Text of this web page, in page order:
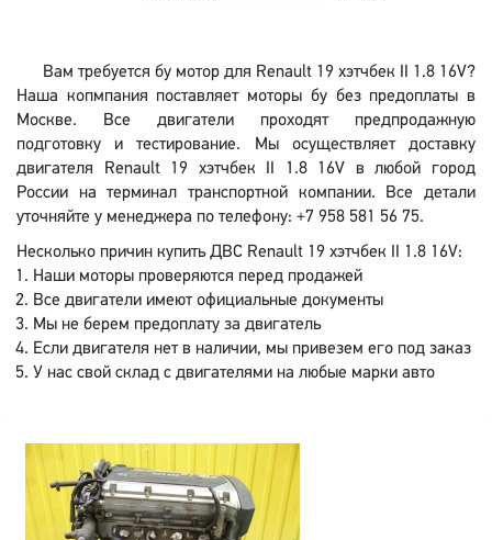
Вам требуется бу мотор для Renault 19 хэтчбек II 1.8 16V?
Наша копмпания поставляет моторы бу без предоплаты в
Москве. Все двигатели проходят предпродажную
подготовку и тестирование. Мы осуществляет доставку
двигателя Renault 19 хэтчбек II 1.8 16V в любой город
России на терминал транспортной компании. Все детали
уточняйте у менеджера по телефону: +7 958 581 56 75.
Несколько причин купить ДВС Renault 19 хэтчбек II 1.8 16V:
Наши моторы проверяются перед продажей
Все двигатели имеют официальные документы
Мы не берем предоплату за двигатель
Если двигателя нет в наличии, мы привезем его под заказ
У нас свой склад с двигателями на любые марки авто